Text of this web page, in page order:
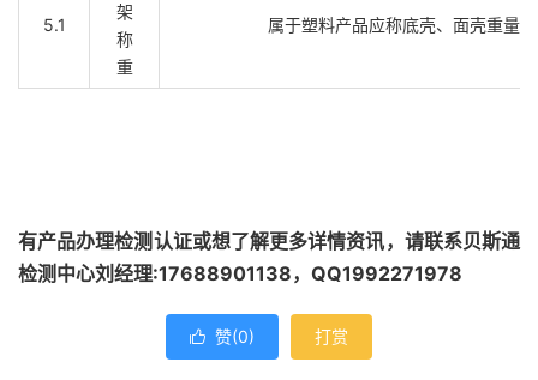
5.1
架
称
重
属于塑料产品应称底壳、面壳重量。
有产品办理检测认证或想了解更多详情资讯，请联系贝斯通
检测中心刘经理:17688901138，QQ1992271978
 赞(0) 打赏